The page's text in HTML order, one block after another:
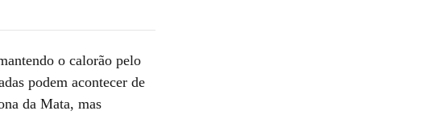
o calorão pelo
podem acontecer de
da Mata, mas